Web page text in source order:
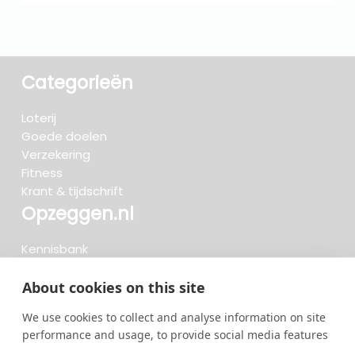
About cookies on this site
We use cookies to collect and analyse information on site
performance and usage, to provide social media features
Categorieën
Loterij
Goede doelen
Verzekering
Fitness
Krant & tijdschrift
Opzeggen.nl
Kennisbank
Beoordelingen
Meteen opzeggen